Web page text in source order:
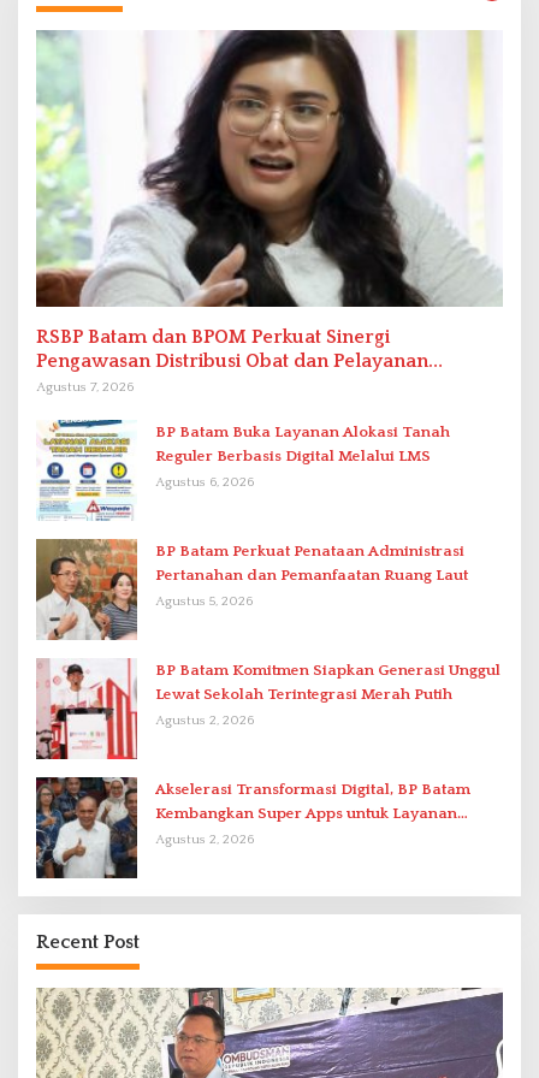
RSBP Batam dan BPOM Perkuat Sinergi
Pengawasan Distribusi Obat dan Pelayanan
Kefarmasian
Agustus 7, 2026
BP Batam Buka Layanan Alokasi Tanah
Reguler Berbasis Digital Melalui LMS
Agustus 6, 2026
BP Batam Perkuat Penataan Administrasi
Pertanahan dan Pemanfaatan Ruang Laut
Agustus 5, 2026
BP Batam Komitmen Siapkan Generasi Unggul
Lewat Sekolah Terintegrasi Merah Putih
Agustus 2, 2026
Akselerasi Transformasi Digital, BP Batam
Kembangkan Super Apps untuk Layanan
Terpadu
Agustus 2, 2026
Recent Post